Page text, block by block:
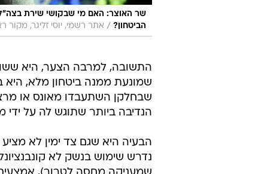
שר האוצר: האם מי שבקושי שירת בצה"ל
הביטחון? / אתר רשמי, יוסי זליגר, מקור
התשובה, למרבה הצער, היא ששום
שמונעת ממנה ביטחון מלא, היא
שבחלקן השתעבדו מאונס או
הנדיבה ביותר שתוגש לה על
הבעיה היא שגם צד ימין לא
נדרש שימוש בנשק לא